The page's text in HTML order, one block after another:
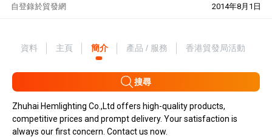
自 2014年8月1日
登錄於貿發網
資料 主頁 簡介 產品 / 服務 香港貿發局活動
搜尋
Zhuhai Hemlighting Co.,Ltd offers high-quality products,
competitive prices and prompt delivery. Your satisfaction is
always our first concern. Contact us now.